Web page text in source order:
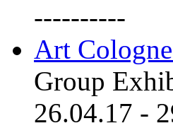
----------
Art
Group
26.04.17 -